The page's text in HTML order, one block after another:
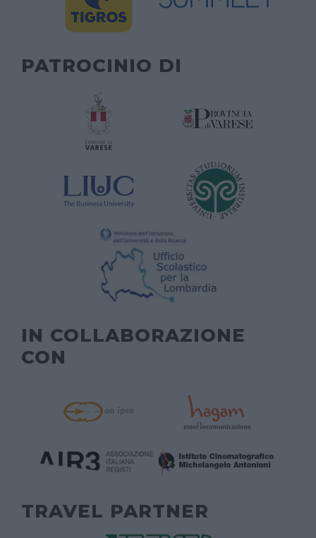
PATROCINIO DI
IN COLLABORAZIONE
CON
TRAVEL PARTNER